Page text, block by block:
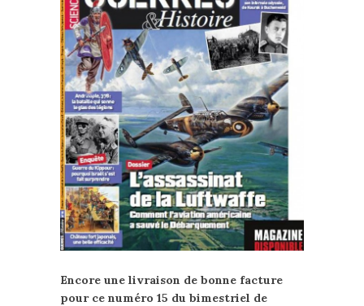
Encore une livraison de bonne facture
pour ce numéro 15 du bimestriel de